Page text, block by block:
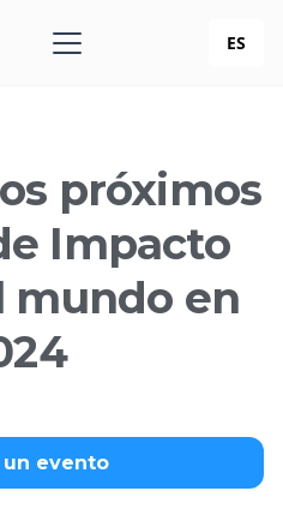
ES
próximos
Impacto
mundo en
evento